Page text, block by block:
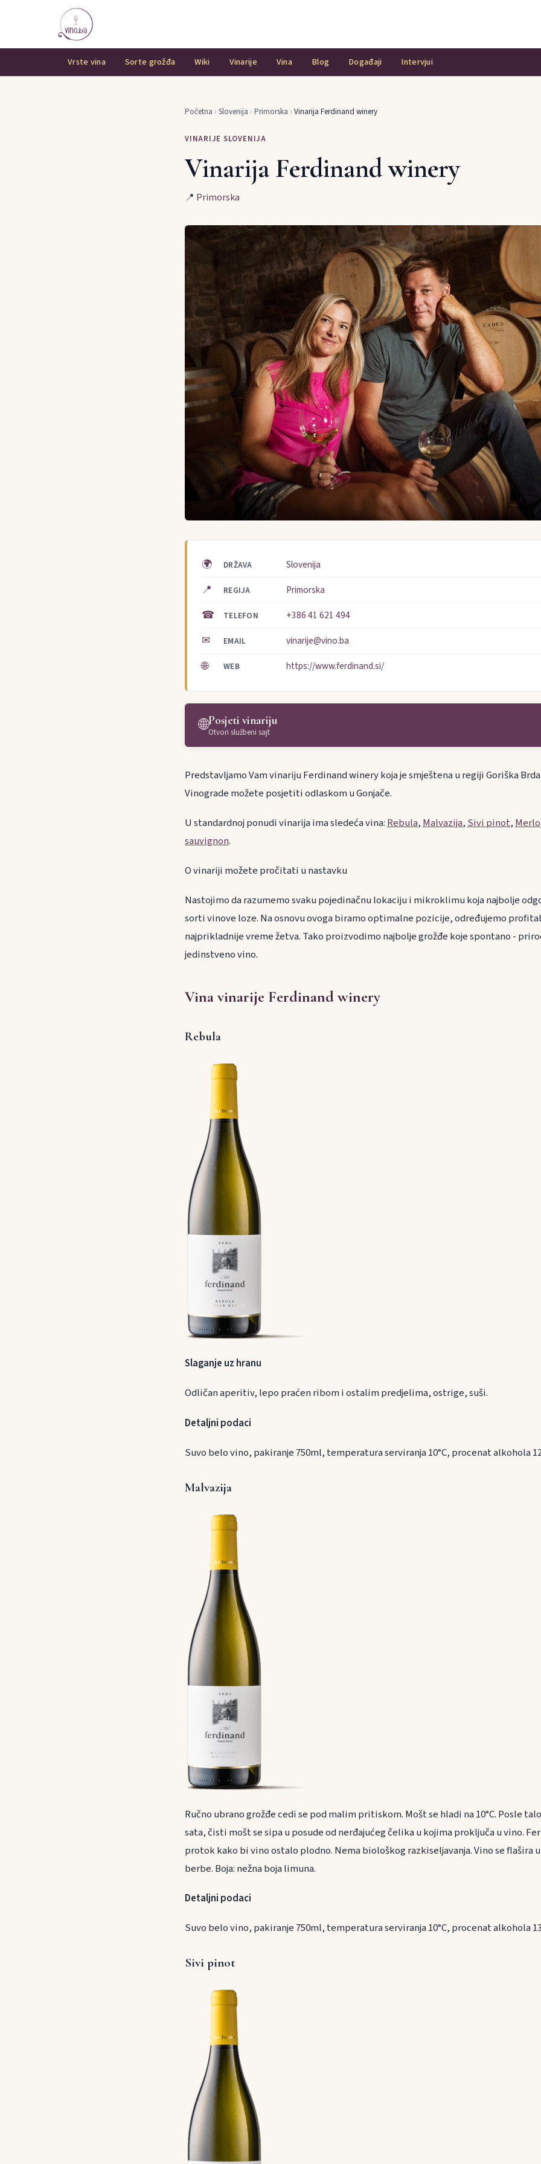
Vrste vina Sorte grožđa Wiki Vinarije Vina Blog Događaji Intervjui
Početna › Slovenija › Primorska › Vinarija Ferdinand winery
VINARIJE SLOVENIJA
Vinarija Ferdinand winery
📍 Primorska
🌍 DRŽAVA Slovenija
📍 REGIJA Primorska
☎ TELEFON +386 41 621 494
✉ EMAIL vinarije@vino.ba
🌐 WEB https://www.ferdinand.si/
🌐Posjeti vinariju
Otvori službeni sajt
Predstavljamo Vam vinariju Ferdinand winery koja je smještena u regiji Goriška
Vinograde možete posjetiti odlaskom u Gonjače.
U standardnoj ponudi vinarija ima sledeća vina: Rebula, Malvazija, Sivi pinot,
sauvignon.
O vinariji možete pročitati u nastavku
Nastojimo da razumemo svaku pojedinačnu lokaciju i mikroklimu koja najbolje
sorti vinove loze. Na osnovu ovoga biramo optimalne pozicije, određujemo
najprikladnije vreme žetva. Tako proizvodimo najbolje grožđe koje spontano -
jedinstveno vino.
Vina vinarije Ferdinand winery
Rebula
Slaganje uz hranu
Odličan aperitiv, lepo praćen ribom i ostalim predjelima, ostrige, suši.
Detaljni podaci
Suvo belo vino, pakiranje 750ml, temperatura serviranja 10°C, procenat alkohola
Malvazija
Ručno ubrano grožđe cedi se pod malim pritiskom. Mošt se hladi na 10°C. Posle
sata, čisti mošt se sipa u posude od nerđajućeg čelika u kojima proključa u vino.
protok kako bi vino ostalo plodno. Nema biološkog razkiseljavanja. Vino se flašira
berbe. Boja: nežna boja limuna.
Detaljni podaci
Suvo belo vino, pakiranje 750ml, temperatura serviranja 10°C, procenat alkohola
Sivi pinot